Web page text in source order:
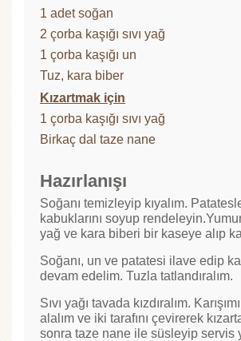
1 adet soğan
2 çorba kaşığı sıvı yağ
1 çorba kaşığı un
Tuz, kara biber
Kızartmak için
1 çorba kaşığı sıvı yağ
Birkaç dal taze nane
Hazırlanışı
Soğanı temizleyip kıyalım.
kabuklarını soyup
yağ ve kara biberi bir kaseye alıp
Soğanı, un ve patatesi ilave edip
devam edelim. Tuzla tatlandıralım.
Sıvı yağı tavada kızdıralım.
alalım ve iki tarafını çevirerek
sonra taze nane ile süsleyip servis